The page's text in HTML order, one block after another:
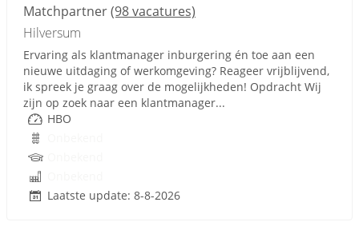
Matchpartner(98 vacatures)
Hilversum
Ervaring als klantmanager inburgering én toe aan een
nieuwe uitdaging of werkomgeving? Reageer vrijblijvend,
ik spreek je graag over de mogelijkheden! Opdracht Wij
zijn op zoek naar een klantmanager...
HBO
Laatste update: 8-8-2026